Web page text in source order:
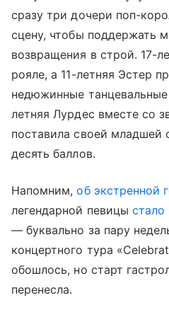
сразу три дочери поп-
сцену, чтобы поддержать
возвращения в строй. 17-
рояле, а 11-летняя Эстер
недюжинные
летняя Лурдес вместе со
поставила своей младшей
десять баллов.
Напомним,об экстренной
легендарной певицы стало
— буквально за пару
концертного тура
обошлось, но старт
перенесла.